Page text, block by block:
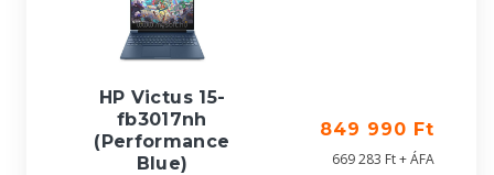
HP Victus 15-
fb3017nh
(Performance
Blue)
849 990 Ft
669 283 Ft + ÁFA